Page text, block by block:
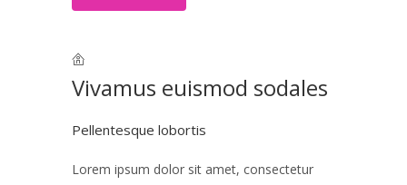
Vivamus euismod sodales
Pellentesque lobortis
Lorem ipsum dolor sit amet, consectetur